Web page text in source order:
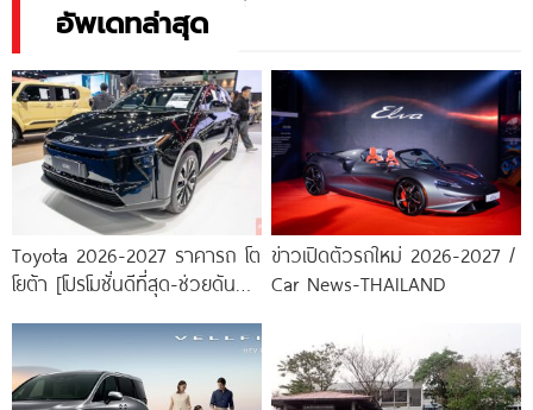
อัพเดทล่าสุด
Toyota 2026-2027 ราคารถ โต
โยต้า [โปรโมชั่นดีที่สุด-ช่วยดันทุก
ข่าวเปิดตัวรถใหม่ 2026-2027 /
Car News-THAILAND